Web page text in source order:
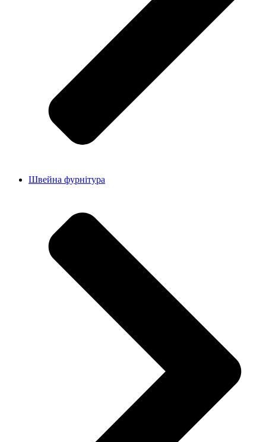
Швейна фурнітура